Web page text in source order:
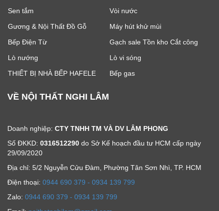
Sen tắm
Vòi nước
Gương & Nội Thất Đồ Gỗ
Máy hút khử mùi
Bếp Điện Từ
Gạch sale Tồn kho Cắt công
Lò nướng
Lò vi sóng
THIẾT BỊ NHÀ BẾP HAFELE
Bếp gas
VỀ NỘI THẤT NGHI LÂM
Doanh nghiệp: CTY TNHH TM VÀ DV LÂM PHONG
Số ĐKKD: 0316512290 do Sở Kế hoạch đầu tư HCM cấp ngày
29/09/2020
Địa chỉ: 5/2 Nguyễn Cửu Đàm, Phường Tân Sơn Nhì, TP. HCM
Ðiện thoại: 0944 690 379 - 0934 139 799
Zalo: 0944 690 379 - 0934 139 799